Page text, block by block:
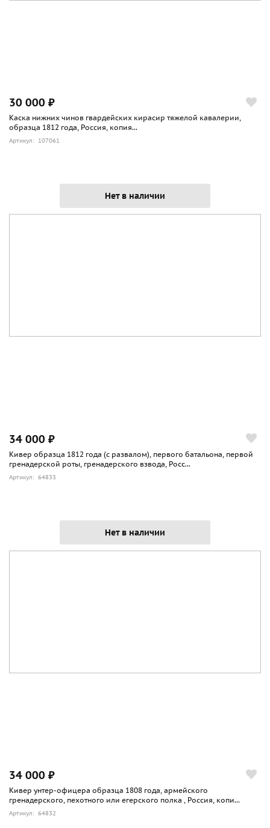
30 000 ₽
Каска нижних чинов гвардейских кирасир тяжелой кавалерии,
образца 1812 года, Россия, копия...
Артикул: 107061
Нет в наличии
34 000 ₽
Кивер образца 1812 года (с развалом), первого батальона, первой
гренадерской роты, гренадерского взвода, Росс...
Артикул: 64833
Нет в наличии
34 000 ₽
Кивер унтер-офицера образца 1808 года, армейского
гренадерского, пехотного или егерского полка , Россия, копи...
Артикул: 64832